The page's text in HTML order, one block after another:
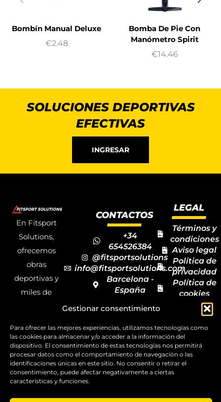
Gestionar consentimiento
Para ofrecer las mejores experiencias, utilizamos tecnologías como
las cookies para almacenar y/o acceder a la información del
dispositivo. El consentimiento de estas tecnologías nos permitirá
procesar datos como el comportamiento de navegación o las
identificaciones únicas en este sitio. No consentir o retirar el
consentimiento, puede afectar negativamente a ciertas
características y funciones.
Bombín Manual Deluxe
€2.48
Bomba De Pie Con
Manómetro Spirit
€14.46
SOLUCIONES DEPORTIVAS
EFECTIVAS
INGRESAR
En Fitsport
Solutions,
ofrecemos
obras
deportivas y
miles de
deportivos
para todas las
disciplinas,
garantizando
CONTACTOS
+34
654526384
@fitsportsolutions
info@fitsportsolutions.com
Barcelona -
España
de contacto
LEGAL
Términos y
condiciones
Aviso legal
Política de
privacidad
Política de
cookies
Mapa del
sitio